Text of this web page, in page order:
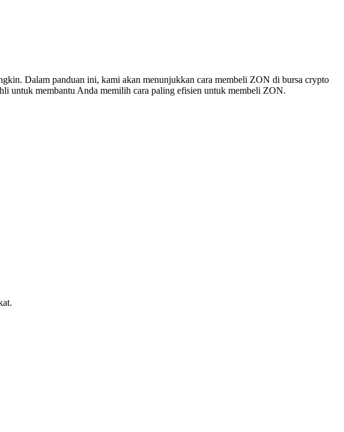
Dalam panduan ini, kami akan menunjukkan cara membeli ZON di bursa crypto
untuk membantu Anda memilih cara paling efisien untuk membeli ZON.